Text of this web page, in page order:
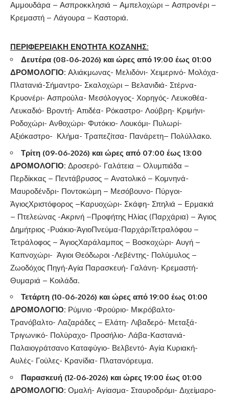
Αμμουδάρα – Ασπροκκλησιά – Αμπελοχώρι – Ασπρονέρι –
Κρεμαστή – Λάγουρα – Καστοριά.
ΠΕΡΙΦΕΡΕΙΑΚΗ ΕΝΟΤΗΤΑ ΚΟΖΑΝΗΣ:
Δευτέρα (08-06-2026) και ώρες από 19:00 έως 01:00
ΔΡΟΜΟΛΟΓΙΟ: Αλιάκμωνας- Μελιδόνι- Χειμερινό- Μολόχα-
Πλατανιά-Σήμαντρο- Σκαλοχώρι – Βελανιδιά- Στέρνα-
Κρυονέρι- Ασπρούλα- Μεσόλογγος- Χορηγός- Λευκοθέα-
Λευκαδιό- Βροντή- Απιδέα- Ρόκαστρο- Λούβρη- Κριμήνι-
Ροδοχώρι- Ανθοχώρι- Φυτόκιο- Λουκόμι- Πυλωρί-
Αξιόκαστρο- Κλήμα- Τραπεζίτσα- Πανάρετη– Πολύλλακο.
Τρίτη (09-06-2026) και ώρες από 07:00 έως 13:00
ΔΡΟΜΟΛΟΓΙΟ: Δροσερό- Γαλάτεια – Ολυμπιάδα –
Περδίκκας – Πεντάβρυσος – Ανατολικό – Κομνηνά-
Μαυροδένδρι- Ποντοκώμη – Μεσόβουνο- Πύργοι-
ΆγιοςΧριστόφορος –Καρυοχώρι- Σκάφη- Σπηλιά – Ερμακιά
– Πτελεώνας -Ακρινή –Προφήτης Ηλίας (Παρχάρια) – Άγιος
Δημήτριος -Ρυάκιο-ΆγιοΠνεύμα-ΠαρχάριΤετραλόφου –
Τετράλοφος – ΆγιοςΧαράλαμπος – Βοσκοχώρι- Αυγή –
Καπνοχώρι- Άγιοι Θεόδωροι -Λεβέντης- Πολύμυλος –
Ζωοδόχος Πηγή-Αγία Παρασκευή- Γαλάνη- Κρεμαστή-
Θυμαριά – Κοιλάδα.
Τετάρτη (10-06-2026) και ώρες από 19:00 έως 01:00
ΔΡΟΜΟΛΟΓΙΟ: Ρύμνιο -Φρούριο- Μικρόβαλτο-
Τρανόβαλτο- Λαζαράδες – Ελάτη- Λιβαδερό- Μεταξά-
Τριγωνικό- Πολύραχο- Προσήλιο- Λάβα-Καστανιά-
Παλαιογράτσανο Καταφύγιο- Βελβεντό- Αγία Κυριακή-
Αυλές- Γούλες- Κρανίδια- Πλατανόρευμα.
Παρασκευή (12-06-2026) και ώρες 19:00 έως 01:00
ΔΡΟΜΟΛΟΓΙΟ: Ομαλή- Αγίασμα- Σταυροδρόμι- Διχείμαρο-